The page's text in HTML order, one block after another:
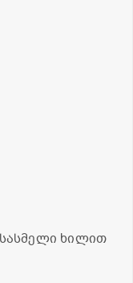
ხილით